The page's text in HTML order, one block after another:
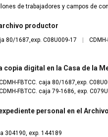
de trabajadores y campos de
productor
80/1687,exp. C08U009-17
copia digital en la Casa de la
FBTCC. caja 80/1687,exp.
FBTCC. caja 79-1686, exp.
personal en el
304190, exp. 144189